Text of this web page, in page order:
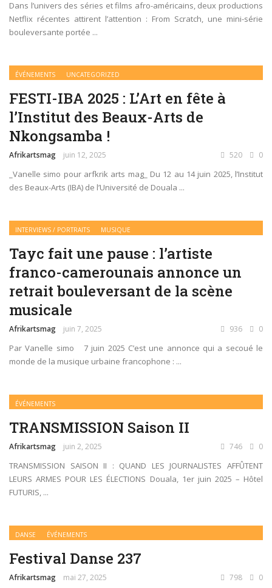
Dans l’univers des séries et films afro-américains, deux productions
Netflix récentes attirent l’attention : From Scratch, une mini-série
bouleversante portée ...
ÉVÉNEMENTS UNCATEGORIZED
FESTI-IBA 2025 : L’Art en fête à
l’Institut des Beaux-Arts de
Nkongsamba !
Afrikartsmag juin 12, 2025 520 0
_Vanelle simo pour arfkrik arts mag_ Du 12 au 14 juin 2025, l’Institut
des Beaux-Arts (IBA) de l’Université de Douala ...
INTERVIEWS / PORTRAITS MUSIQUE
Tayc fait une pause : l’artiste
franco-camerounais annonce un
retrait bouleversant de la scène
musicale
Afrikartsmag juin 7, 2025 936 0
Par Vanelle simo 7 juin 2025 C’est une annonce qui a secoué le
monde de la musique urbaine francophone : ...
ÉVÉNEMENTS
TRANSMISSION Saison II
Afrikartsmag juin 2, 2025 746 0
TRANSMISSION SAISON II : QUAND LES JOURNALISTES AFFÛTENT
LEURS ARMES POUR LES ÉLECTIONS Douala, 1er juin 2025 – Hôtel
FUTURIS, ...
DANSE ÉVÉNEMENTS
Festival Danse 237
Afrikartsmag mai 27, 2025 798 0